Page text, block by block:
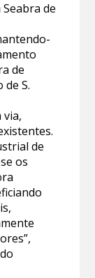
de
de
S.
de
os